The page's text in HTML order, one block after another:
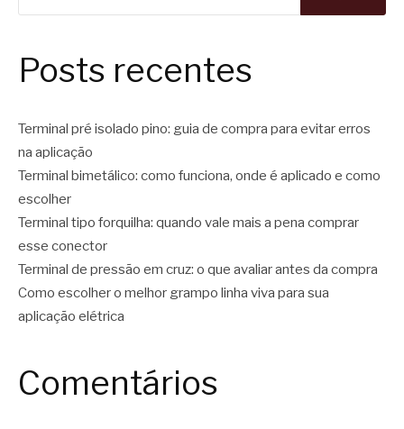
Posts recentes
Terminal pré isolado pino: guia de compra para evitar erros
na aplicação
Terminal bimetálico: como funciona, onde é aplicado e como
escolher
Terminal tipo forquilha: quando vale mais a pena comprar
esse conector
Terminal de pressão em cruz: o que avaliar antes da compra
Como escolher o melhor grampo linha viva para sua
aplicação elétrica
Comentários